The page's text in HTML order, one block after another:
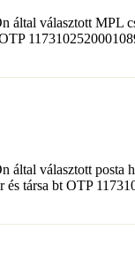
választott
által választott
és társa bt OTP